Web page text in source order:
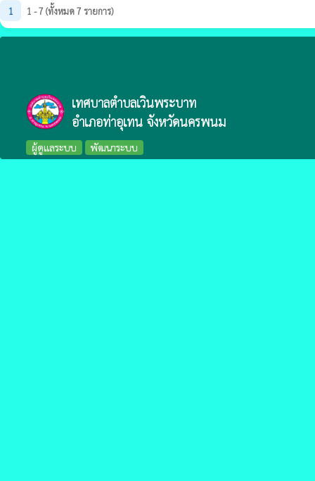
1 1 - 7 (ทั้งหมด 7 รายการ)
เทศบาลตำบลเวินพระบาท
อำเภอท่าอุเทน จังหวัดนครพนม
ผู้ดูแลระบบ พัฒนาระบบ